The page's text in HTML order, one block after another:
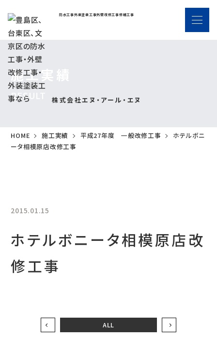
防水工事外装塗装工事外壁改修工事修繕工事
株式会社エヌ・アール・エヌ
施工実績
RESULT
HOME 施工実績 平成27年度 一般改修工事
ホテルボニ
ータ相模原店改修工事
2015.01.15
ホテルボニータ相模原店改
修工事
ALL